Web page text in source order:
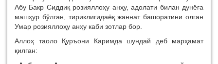
Абу Бакр Сиддиқ розияллоҳу анҳу, адолати билан дунёга
машҳур бўлган, тириклигидаёқ жаннат башоратини олган
Умар розияллоҳу анҳу каби зотлар бор.
Аллоҳ таоло Қуръони Каримда шундай деб марҳамат
қилган: